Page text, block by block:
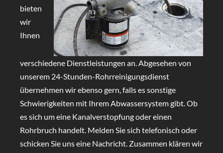
bieten
wir
Ihnen
verschiedene Dienstleistungen an. Abgesehen von
unserem 24-Stunden-Rohrreinigungsdienst
übernehmen wir ebenso gern, falls es sonstige
Schwierigkeiten mit Ihrem Abwassersystem gibt. Ob
es sich um eine Kanalverstopfung oder einen
Rohrbruch handelt. Melden Sie sich telefonisch oder
schicken Sie uns eine Nachricht. Zusammen klären wir